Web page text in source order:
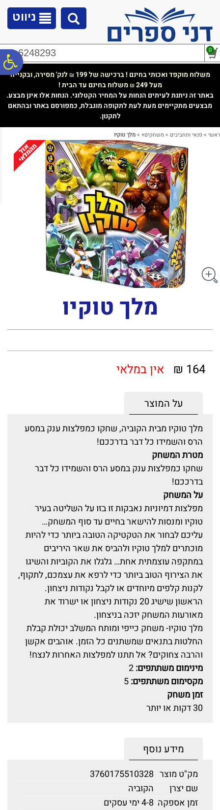
נגישות
ניווט
02-6248293 0
משלוח מוקפד ואכותי בחינם ! ברכישה של 199 ₪ לנק' מסירה, ובקנייה
מעל 249
₪משלוח בחינם עד הבית !
באתר זה ניתנת לעיתים הנחות על המחיר הקטלוגי. הנחות אלו אינן מבצע.
מבצעים מתקיימים מעת לעת לתקופה מוגבלת, כמפורסם באתר ובהתאם
לתקנון.
ראשי > פנאי ותחביבים >משחקים+ >מלך טוקיו
מלך טוקיו
164 ₪ אין במלאי
על המוצר
מלך טוקיו מבית הקוביה, שחקו כמפלצות ענק במסע
הרס והשמידו כל דבר בדרככם!
מטרת המשחק
שחקו כמפלצות ענק במסע הרס והשמידו כל דבר
בדרככם!
על המשחק
מפלצות דמיוניות נאבקות זו בזו על השליטה בעיר
טוקיו ומנסות להישאר בחיים עד סוף המשחק…
עליכם לבחור את הטקטיקה הטובה ביותר כדי להיות
מוכתרים למלך טוקיו ולהביס את שאר היריבים
במתקפה עוצמתית אחת… גלגלו את הקוביות והשיגו
את הצירוף הטוב ביותר כדי לרפא את עצמכם, לתקוף,
לקנות קלפים מיוחדים או לקבל נקודות ניצחון.
הראשון שישיג 20 נקודות ניצחון או ישרוד את
מאורעות המשחק יזכה בניצחון.
מלך טוקיו- משחק כייפי ומותח המשלב יכולת קבלת
החלטות בתנאים שמשתנים כל הזמן. אוהבים אקשן
והרבה צחוקים? אל תתנו למפלצות האחרות לנצח!
מינימום משתתפים:
מקסימום משתתפים:
זמן משחק
30 דקות או יותר
מידע נוסף
מק"ט מוצר 3760175510328
שם יצרן
הקוביה
זמן אספקה 4-8 ימי עסקים